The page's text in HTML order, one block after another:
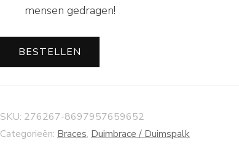
mensen gedragen!
BESTELLEN
SKU: 276267-8697957659652
Categorieën: Braces, Duimbrace / Duimspalk